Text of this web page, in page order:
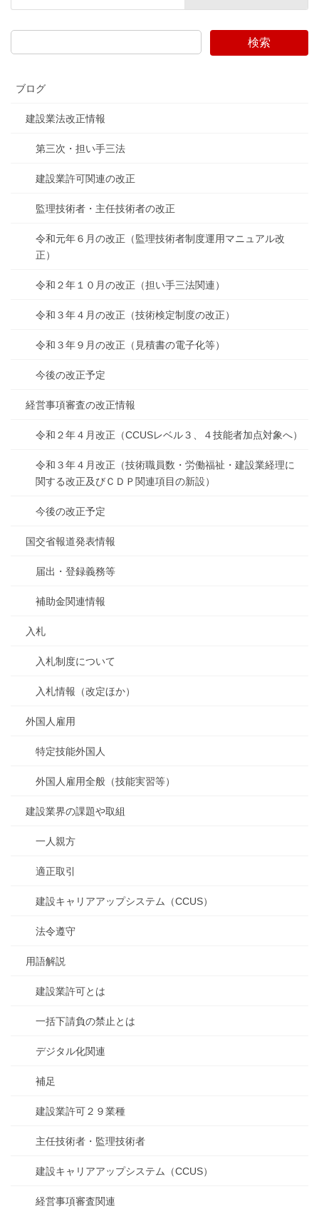
検索
ブログ
建設業法改正情報
第三次・担い手三法
建設業許可関連の改正
監理技術者・主任技術者の改正
令和元年６月の改正（監理技術者制度運用マニュアル改
正）
令和２年１０月の改正（担い手三法関連）
令和３年４月の改正（技術検定制度の改正）
令和３年９月の改正（見積書の電子化等）
今後の改正予定
経営事項審査の改正情報
令和２年４月改正（CCUSレベル３、４技能者加点対象へ）
令和３年４月改正（技術職員数・労働福祉・建設業経理に
関する改正及びＣＤＰ関連項目の新設）
今後の改正予定
国交省報道発表情報
届出・登録義務等
補助金関連情報
入札
入札制度について
入札情報（改定ほか）
外国人雇用
特定技能外国人
外国人雇用全般（技能実習等）
建設業界の課題や取組
一人親方
適正取引
建設キャリアアップシステム（CCUS）
法令遵守
用語解説
建設業許可とは
一括下請負の禁止とは
デジタル化関連
補足
建設業許可２９業種
主任技術者・監理技術者
建設キャリアアップシステム（CCUS）
経営事項審査関連